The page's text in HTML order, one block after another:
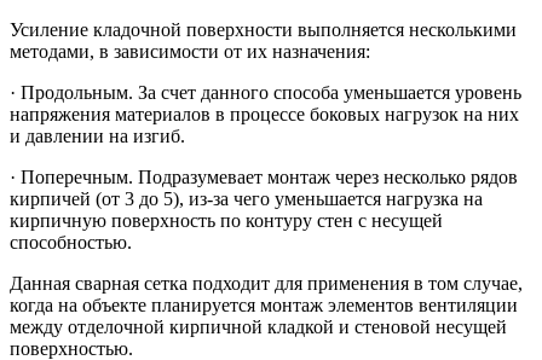
Усиление кладочной поверхности выполняется несколькими
методами, в зависимости от их назначения:
· Продольным. За счет данного способа уменьшается уровень
напряжения материалов в процессе боковых нагрузок на них
и давлении на изгиб.
· Поперечным. Подразумевает монтаж через несколько рядов
кирпичей (от 3 до 5), из-за чего уменьшается нагрузка на
кирпичную поверхность по контуру стен с несущей
способностью.
Данная сварная сетка подходит для применения в том случае,
когда на объекте планируется монтаж элементов вентиляции
между отделочной кирпичной кладкой и стеновой несущей
поверхностью.